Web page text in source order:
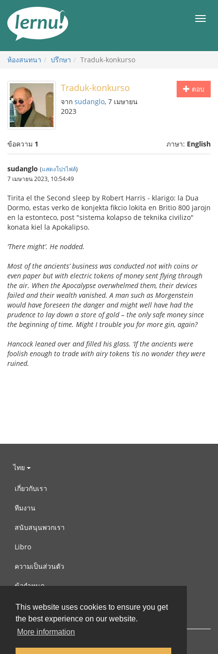
This website uses cookies to ensure you get
the best experience on our website.
More information
สารบัญ
เมนู
ห้องสนทนา ปรึกษา Traduk-konkurso
ตอบ
Traduk-konkurso
จาก sudanglo, 7 เมษายน
2023
ข้อความ 1 ภาษา: English
sudanglo (แสดงโปรไฟล์)
7 เมษายน 2023, 10:54:49
Tirita el the Second sleep by Robert Harris - klarigo: la Dua
Dormo, estas verko de konjekta fikcio lokita en Britio 800 jarojn
en la estonteco, post "sistema kolapso de teknika civilizo"
konata kiel la Apokalipso.
‘There might’. He nodded.
Most of the ancients’ business was conducted not with coins or
even paper but with electric tokens of money sent flying through
the air. When the Apocalypse overwhelmed them, their devices
failed and their wealth vanished. A man such as Morgenstein
would have foreseen the danger and might well have had the
prudence to lay down a store of gold – the only safe money since
the beginning of time. Might I trouble you for more gin, again?
Hancock leaned over and filled his glass. ‘If the ancients were
foolish enough to trade with airy tokens ‘tis no wonder they were
ruined.
ไทย
เกี่ยวกับเรา
ทีมงาน
สนับสนุนพวกเรา
Libro
ความเป็นส่วนตัว
ข้อกำหนด
ติดต่อเรา